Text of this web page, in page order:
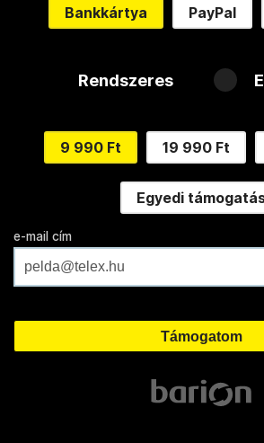
Bankkártya PayPal
Rendszeres
9 990 Ft 19 990 Ft
Egyedi
e-mail cím